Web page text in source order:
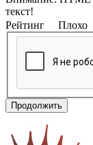
текст!
Рейтинг Плохо
Продолжить